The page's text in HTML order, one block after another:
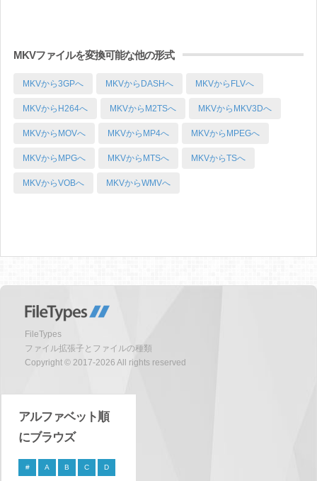
MKVファイルを変換可能な他の形式
MKVから3GPへ MKVからDASHへ MKVからFLVへ
MKVからH264へ MKVからM2TSへ MKVからMKV3Dへ
MKVからMOVへ MKVからMP4へ MKVからMPEGへ
MKVからMPGへ MKVからMTSへ MKVからTSへ
MKVからVOBへ MKVからWMVへ
FileTypes
ファイル拡張子とファイルの種類
Copyright © 2017-2026 All rights reserved
アルファベット順
にブラウズ
# A B C D